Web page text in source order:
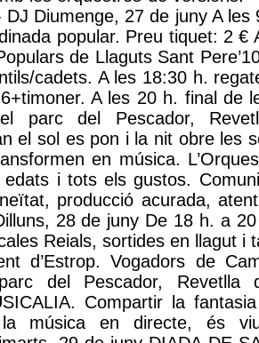
Diumenge, 27 de juny A les
popular. Preu tiquet: 2 €
de Llaguts Sant
cadets. A les 18:30 h.
A les 20 h. final de
parc del Pescador,
el sol es pon i la nit obre les
en música.
i tots els gustos.
producció acurada,
28 de juny De 18 h. a
Reials, sortides en llagut i
d’Estrop. Vogadors de
del Pescador, Revetlla
Compartir la
música en directe, és